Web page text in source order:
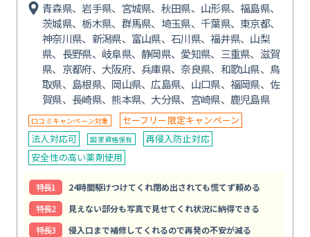
青森県、岩手県、宮城県、秋田県、山形県、福島県、
茨城県、栃木県、群馬県、埼玉県、千葉県、東京都、
神奈川県、新潟県、富山県、石川県、福井県、山梨
県、長野県、岐阜県、静岡県、愛知県、三重県、滋賀
県、京都府、大阪府、兵庫県、奈良県、和歌山県、鳥
取県、島根県、岡山県、広島県、山口県、福岡県、佐
賀県、長崎県、熊本県、大分県、宮崎県、鹿児島県
口コミキャンペーン対象
セーフリー限定キャンペーン
法人対応可
国家資格保有
再侵入防止対応
安全性の高い薬剤使用
特⻑1
24時間駆けつけてくれ閉め出されても慌てず頼める
特⻑2
見えない部分も写真で見せてくれ状況に納得できる
特⻑3
侵入口まで補修してくれるので再発の不安が減る